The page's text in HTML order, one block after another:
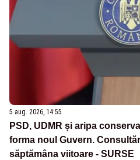
5 aug. 2026, 14:55
PSD, UDMR și aripa
forma noul Guvern.
săptămâna viitoare - SURSE